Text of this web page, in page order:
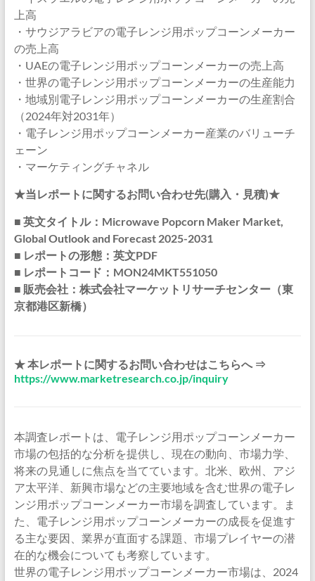
上高
・サウジアラビアの電子レンジ用ポップコーンメーカー
の売上高
・UAEの電子レンジ用ポップコーンメーカーの売上高
・世界の電子レンジ用ポップコーンメーカーの生産能力
・地域別電子レンジ用ポップコーンメーカーの生産割合
（2024年対2031年）
・電子レンジ用ポップコーンメーカー産業のバリューチ
ェーン
・マーケティングチャネル
★当レポートに関するお問い合わせ先(購入・見積)★
■ 英文タイトル：Microwave Popcorn Maker Market,
Global Outlook and Forecast 2025-2031
■ レポートの形態：英文PDF
■ レポートコード：MON24MKT551050
■ 販売会社：株式会社マーケットリサーチセンター（東
京都港区新橋）
★ 本レポートに関するお問い合わせはこちらへ ⇒
https://www.marketresearch.co.jp/inquiry
本調査レポートは、電子レンジ用ポップコーンメーカー
市場の包括的な分析を提供し、現在の動向、市場力学、
将来の見通しに焦点を当てています。北米、欧州、アジ
ア太平洋、新興市場などの主要地域を含む世界の電子レ
ンジ用ポップコーンメーカー市場を調査しています。ま
た、電子レンジ用ポップコーンメーカーの成長を促進す
る主な要因、業界が直面する課題、市場プレイヤーの潜
在的な機会についても考察しています。
世界の電子レンジ用ポップコーンメーカー市場は、2024